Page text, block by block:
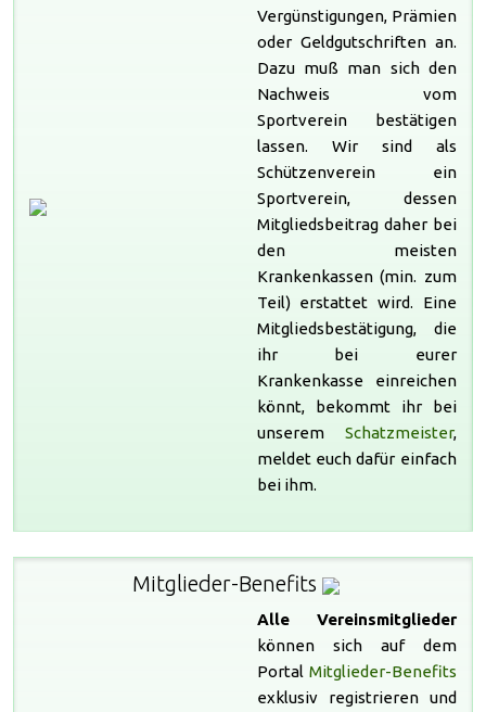
Vergünstigungen, Prämien
oder Geldgutschriften an.
Dazu muß man sich den
Nachweis vom
Sportverein bestätigen
lassen. Wir sind als
Schützenverein ein
Sportverein, dessen
Mitgliedsbeitrag daher bei
den meisten
Krankenkassen (min. zum
Teil) erstattet wird. Eine
Mitgliedsbestätigung, die
ihr bei eurer
Krankenkasse einreichen
könnt, bekommt ihr bei
unserem Schatzmeister,
meldet euch dafür einfach
bei ihm.
Mitglieder-Benefits
Alle Vereinsmitglieder
können sich auf dem
Portal Mitglieder-Benefits
exklusiv registrieren und